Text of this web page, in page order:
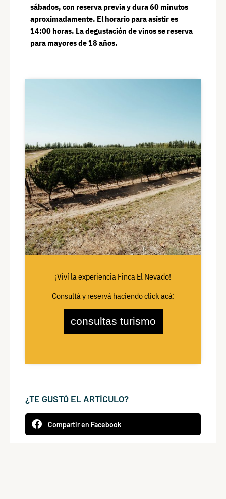
sábados, con reserva previa y dura 60 minutos
aproximadamente. El horario para asistir es
14:00 horas. La degustación de vinos se reserva
para mayores de 18 años.
¡Viví la experiencia Finca El Nevado!
Consultá y reservá haciendo click acá:
consultas turismo
¿TE GUSTÓ EL ARTÍCULO?
Compartir en Facebook